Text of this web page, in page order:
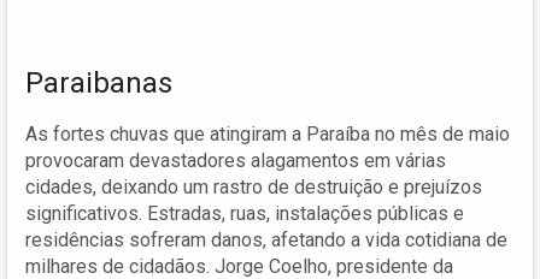
Paraibanas
As fortes chuvas que atingiram a Paraíba no mês de maio
provocaram devastadores alagamentos em várias
cidades, deixando um rastro de destruição e prejuízos
significativos. Estradas, ruas, instalações públicas e
residências sofreram danos, afetando a vida cotidiana de
milhares de cidadãos. Jorge Coelho, presidente da